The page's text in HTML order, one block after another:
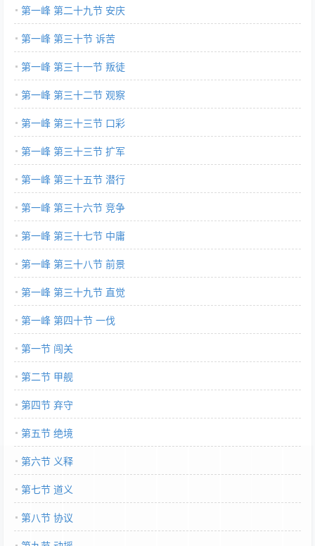
第一峰 第二十九节 安庆
第一峰 第三十节 诉苦
第一峰 第三十一节 叛徒
第一峰 第三十二节 观察
第一峰 第三十三节 口彩
第一峰 第三十三节 扩军
第一峰 第三十五节 潜行
第一峰 第三十六节 竞争
第一峰 第三十七节 中庸
第一峰 第三十八节 前景
第一峰 第三十九节 直觉
第一峰 第四十节 一伐
第一节 闯关
第二节 甲舰
第四节 弃守
第五节 绝境
第六节 义释
第七节 道义
第八节 协议